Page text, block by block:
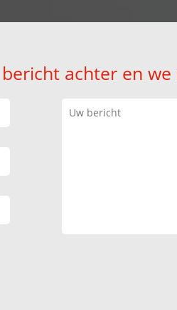
achter en